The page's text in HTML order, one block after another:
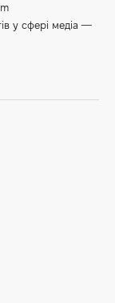
у сфері медіа —